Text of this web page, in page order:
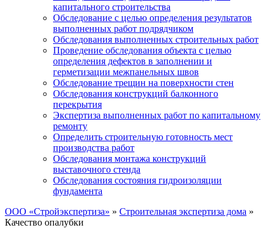
капитального строительства
Обследование с целью определения результатов
выполненных работ подрядчиком
Обследования выполненных строительных работ
Проведение обследования объекта с целью
определения дефектов в заполнении и
герметизации межпанельных швов
Обследование трещин на поверхности стен
Обследования конструкций балконного
перекрытия
Экспертиза выполненных работ по капитальному
ремонту
Определить строительную готовность мест
производства работ
Обследования монтажа конструкций
выставочного стенда
Обследования состояния гидроизоляции
фундамента
ООО «Стройэкспертиза» » Строительная экспертиза дома »
Качество опалубки